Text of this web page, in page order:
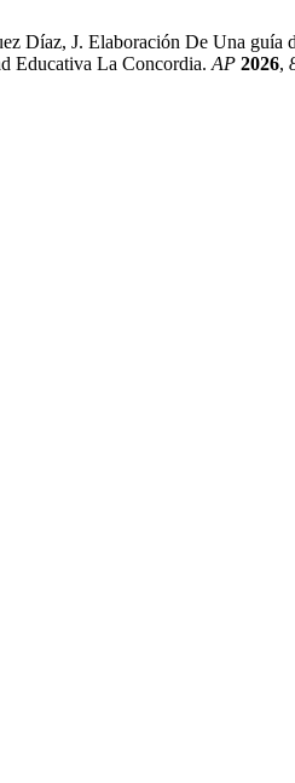
Díaz, J. Elaboración De Una
Educativa La Concordia. AP 2026,